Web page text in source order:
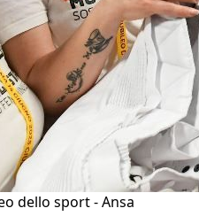
dello sport - Ansa